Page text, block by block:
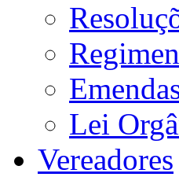
Lei
Vereadores